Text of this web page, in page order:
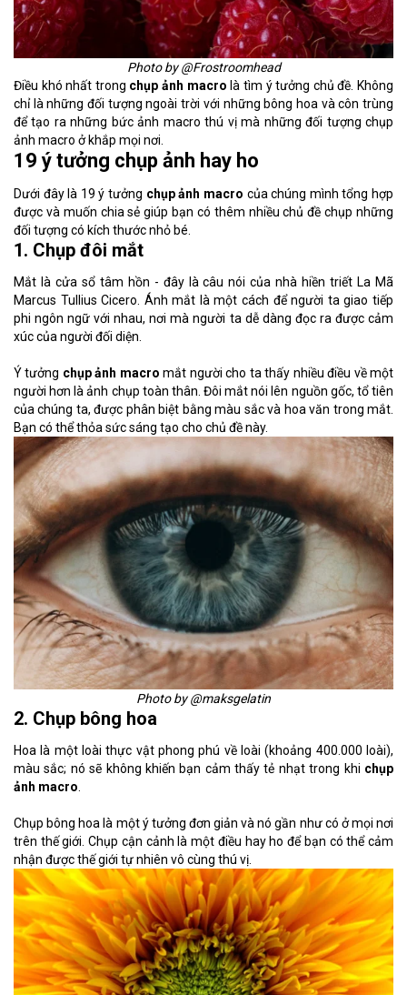
Photo by @Frostroomhead
Điều khó nhất trong chụp ảnh macro là tìm ý tưởng chủ đề. Không
chỉ là những đối tượng ngoài trời với những bông hoa và côn trùng
để tạo ra những bức ảnh macro thú vị mà những đối tượng chụp
ảnh macro ở khắp mọi nơi.
19 ý tưởng chụp ảnh hay ho
Dưới đây là 19 ý tưởng chụp ảnh macro của chúng mình tổng hợp
được và muốn chia sẻ giúp bạn có thêm nhiều chủ đề chụp những
đối tượng có kích thước nhỏ bé.
1. Chụp đôi mắt
Mắt là cửa sổ tâm hồn - đây là câu nói của nhà hiền triết La Mã
Marcus Tullius Cicero. Ánh mắt là một cách để người ta giao tiếp
phi ngôn ngữ với nhau, nơi mà người ta dễ dàng đọc ra được cảm
xúc của người đối diện.
Ý tưởng chụp ảnh macro mắt người cho ta thấy nhiều điều về một
người hơn là ảnh chụp toàn thân. Đôi mắt nói lên nguồn gốc, tổ tiên
của chúng ta, được phân biệt bằng màu sắc và hoa văn trong mắt.
Bạn có thể thỏa sức sáng tạo cho chủ đề này.
Photo by @maksgelatin
2. Chụp bông hoa
Hoa là một loài thực vật phong phú về loài (khoảng 400.000 loài),
màu sắc; nó sẽ không khiến bạn cảm thấy tẻ nhạt trong khi chụp
ảnh macro
Chụp bông hoa là một ý tưởng đơn giản và nó gần như có ở mọi nơi
trên thế giới. Chụp cận cảnh là một điều hay ho để bạn có thể cảm
nhận được thế giới tự nhiên vô cùng thú vị.